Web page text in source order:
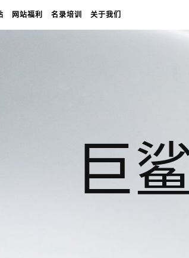
网站福利 名录培训 关于我们
巨